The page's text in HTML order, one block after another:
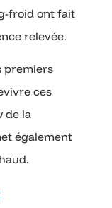
froid ont fait
relevée.
premiers
ces
de la
également